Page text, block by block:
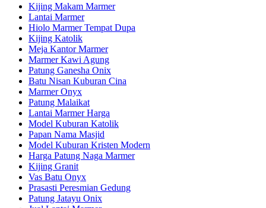
Kijing Makam Marmer
Lantai Marmer
Hiolo Marmer Tempat Dupa
Kijing Katolik
Meja Kantor Marmer
Marmer Kawi Agung
Patung Ganesha Onix
Batu Nisan Kuburan Cina
Marmer Onyx
Patung Malaikat
Lantai Marmer Harga
Model Kuburan Katolik
Papan Nama Masjid
Model Kuburan Kristen Modern
Harga Patung Naga Marmer
Kijing Granit
Vas Batu Onyx
Prasasti Peresmian Gedung
Patung Jatayu Onix